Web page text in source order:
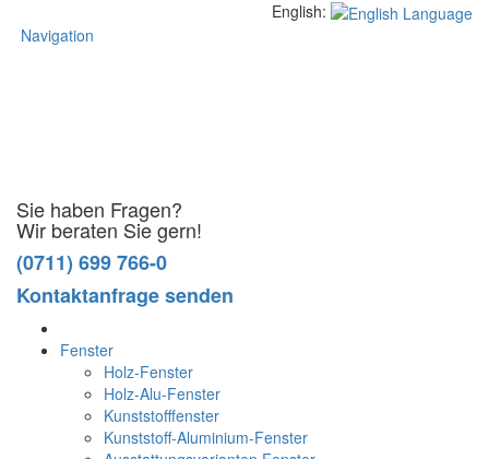
English:
Navigation
Sie haben Fragen?
Wir beraten Sie gern!
(0711) 699 766-0
Kontaktanfrage senden
Fenster
Holz-Fenster
Holz-Alu-Fenster
Kunststofffenster
Kunststoff-Aluminium-Fenster